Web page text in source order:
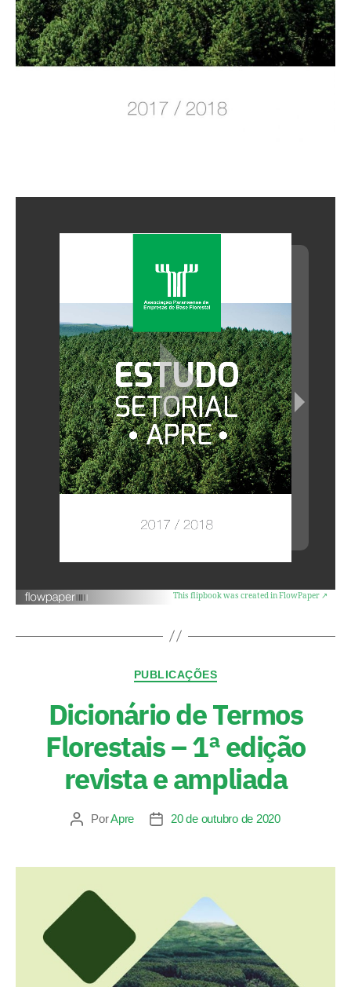
This flipbook was created in FlowPaper ↗
PUBLICAÇÕES
Dicionário de Termos
Florestais – 1ª edição
revista e ampliada
PorApre 20 de outubro de 2020